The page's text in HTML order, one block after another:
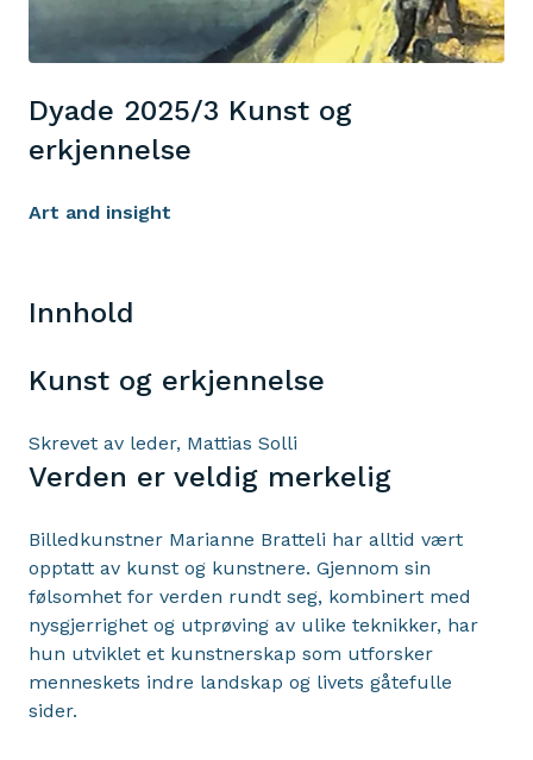
Dyade 2025/3 Kunst og
erkjennelse
Art and insight
Innhold
Kunst og erkjennelse
Skrevet av leder, Mattias Solli
Verden er veldig merkelig
Billedkunstner Marianne Bratteli har alltid vært
opptatt av kunst og kunstnere. Gjennom sin
følsomhet for verden rundt seg, kombinert med
nysgjerrighet og utprøving av ulike teknikker, har
hun utviklet et kunstnerskap som utforsker
menneskets indre landskap og livets gåtefulle
sider.